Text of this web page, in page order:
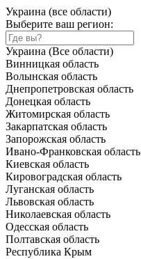
Украина (все области)
Выберите ваш регион:
Украина (Все области)
Винницкая область
Волынская область
Днепропетровская область
Донецкая область
Житомирская область
Закарпатская область
Запорожская область
Ивано-Франковская область
Киевская область
Кировоградская область
Луганская область
Львовская область
Николаевская область
Одесская область
Полтавская область
Республика Крым